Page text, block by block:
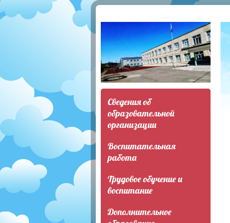
Сведения об
образовательной
организации
Воспитательная
работа
Трудовое обучение и
воспитание
Дополнительное